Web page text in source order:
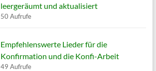
leergeräumt und aktualisiert
50 Aufrufe
Empfehlenswerte Lieder für die
Konfirmation und die Konfi-Arbeit
49 Aufrufe